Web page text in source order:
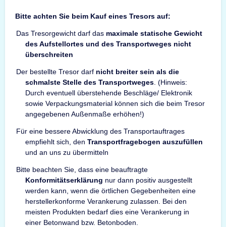
Bitte achten Sie beim Kauf eines Tresors auf:
Das Tresorgewicht darf das maximale statische Gewicht
des Aufstellortes und des Transportweges nicht
überschreiten
Der bestellte Tresor darf nicht breiter sein als die
schmalste Stelle des Transportweges . (Hinweis:
Durch eventuell überstehende Beschläge/ Elektronik
sowie Verpackungsmaterial können sich die beim Tresor
angegebenen Außenmaße erhöhen!)
Für eine bessere Abwicklung des Transportauftrages
empfiehlt sich, den Transportfragebogen auszufüllen
und an uns zu übermitteln
Bitte beachten Sie, dass eine beauftragte
Konformitätserklärung nur dann positiv ausgestellt
werden kann, wenn die örtlichen Gegebenheiten eine
herstellerkonforme Verankerung zulassen. Bei den
meisten Produkten bedarf dies eine Verankerung in
einer Betonwand bzw. Betonboden.